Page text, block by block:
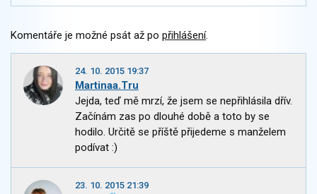
Komentáře je možné psát až po přihlášení.
24. 10. 2015 19:37
Martinaa.Tru
Jejda, teď mě mrzí, že jsem se nepřihlásila dřív.
Začínám zas po dlouhé době a toto by se
hodilo. Určitě se příště přijedeme s manželem
podívat :)
23. 10. 2015 21:39